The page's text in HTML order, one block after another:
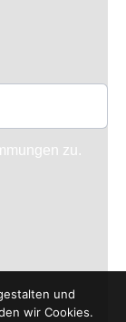
zu.
und
wir Cookies.